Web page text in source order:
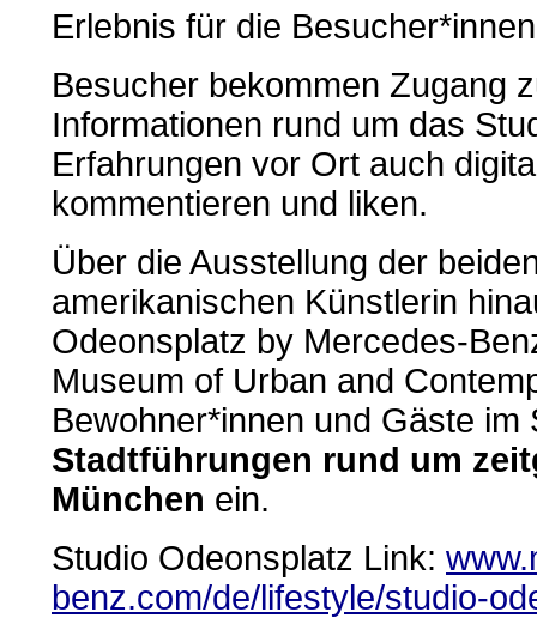
Erlebnis für die
Besucher bekommen Zugang
Informationen rund um das
Erfahrungen vor Ort auch
kommentieren und liken.
Über die Ausstellung der
amerikanischen Künstlerin
Odeonsplatz by Mercedes-
Museum of Urban and
Bewohner*innen und Gäste im
Stadtführungen rund um
München ein.
Studio Odeonsplatz Link:
benz.com/de/lifestyle/studio-